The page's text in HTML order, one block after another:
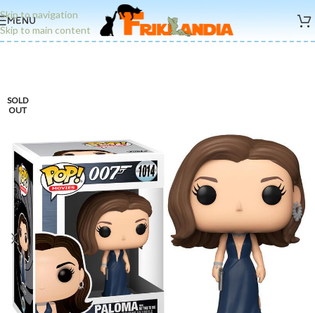
Skip to navigation
Skip to main content
MENU
SOLD
OUT